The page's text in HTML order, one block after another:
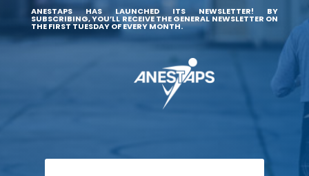
ANESTAPS HAS LAUNCHED ITS NEWSLETTER! BY
SUBSCRIBING, YOU’LL RECEIVE THE GENERAL NEWSLETTER ON
THE FIRST TUESDAY OF EVERY MONTH.